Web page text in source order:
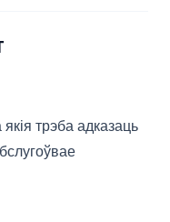
трэба адказаць